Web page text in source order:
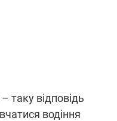
таку відповідь
водіння